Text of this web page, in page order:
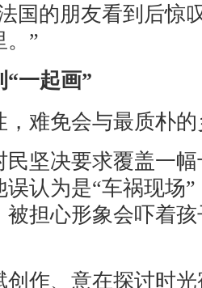
国的朋友看到后惊
。”
一起画”
免会与最质朴的
决要求覆盖一幅
误认为是“车祸现场
担心形象会吓着
、意在探讨时光